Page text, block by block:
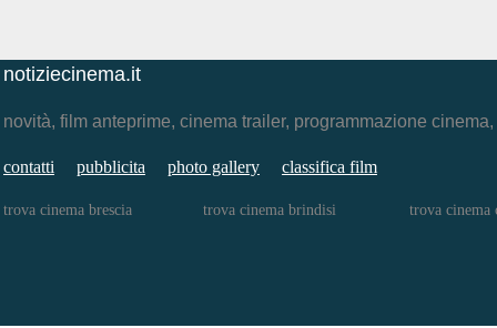
notiziecinema.it
novità, film anteprime, cinema trailer, programmazione
contatti pubblicita photo gallery classifica film
trova cinema brescia trova cinema brindisi trova cinema